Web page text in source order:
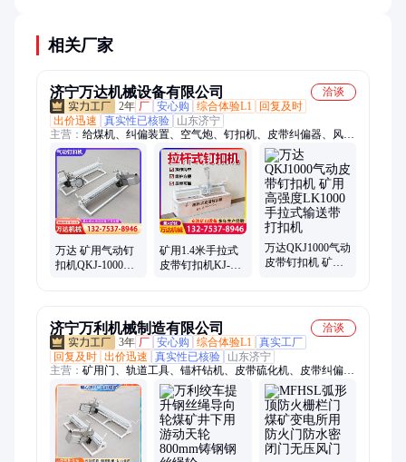
相关厂家
济宁万达机械设备有限公司
洽谈
2年 厂 安心购 综合体验L1
回复及时
出价迅速
真实性已核验
山东济宁
主营： 给煤机、纠偏装置、空气炮、钉扣机、皮带纠偏器、风
门、矿用防水门、矿用密闭门、无压风门、清扫器、凿岩机、硫
化机、洗靴机、防溢裙板、气动锚杆钻机、犁煤器、除铁器、避
难硐室门、井下电视、电机车、矿车轮对、风镐、注浆机、喷浆
机、搅拌机
万达 矿用气动钉
扣机QKJ-1000型
矿用1.4米手拉式
皮带钉扣机KJ-
万达QKJ1000气动
皮带钉扣机 矿用
济宁万利机械制造有限公司
洽谈
3年 厂 安心购 综合体验L1 真实工厂
回复及时 出价迅速 真实性已核验
山东济宁
主营： 矿用门、轨道工具、锚杆钻机、皮带硫化机、皮带纠偏装
置、皮带清扫器、皮带除铁器、喷浆机、风镐破碎镐、无压风
门、给煤机、注浆机、矿用防火栅栏门、洗靴机、凿岩机、防溢
裙板、挡尘帘、单体液压支柱、矿车轮对、轨道轮、地辊、搅拌
桶、矿用电机车、料仓空气炮清堵器